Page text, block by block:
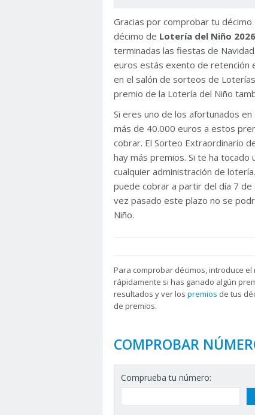
Gracias por comprobar tu
décimo de Lotería del Niño 2026
terminadas las fiestas de
euros estás exento de retención
en el salón de sorteos de
premio de la Lotería del Niño
Si eres uno de los afortunados en
más de 40.000 euros a estos
cobrar. El Sorteo Extraordinario
hay más premios. Si te ha
cualquier administración de
puede cobrar a partir del día 7
vez pasado este plazo no se
Niño.
Para comprobar décimos, introduce
rápidamente si has ganado algún
resultados y ver los premios de tus
de premios.
COMPROBAR
Comprueba tu número: